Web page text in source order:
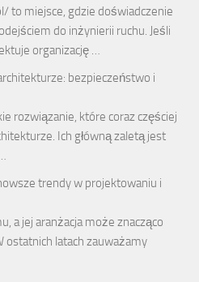
to miejsce, gdzie doświadczenie
do inżynierii ruchu. Jeśli
organizację …
bezpieczeństwo i
rozwiązanie, które coraz częściej
Ich główną zaletą jest
trendy w projektowaniu i
a jej aranżacja może znacząco
ostatnich latach zauważamy